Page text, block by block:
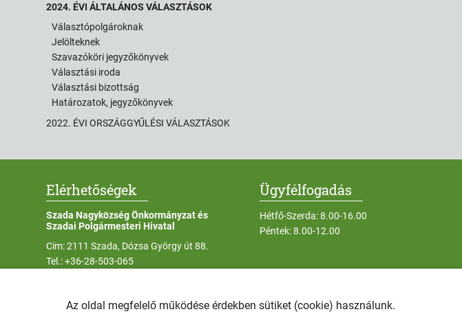
2024. ÉVI ÁLTALÁNOS VÁLASZTÁSOK
Választópolgároknak
Jelölteknek
Szavazóköri jegyzőkönyvek
Választási iroda
Választási bizottság
Határozatok, jegyzőkönyvek
2022. ÉVI ORSZÁGGYŰLÉSI VÁLASZTÁSOK
Elérhetőségek
Szada Nagyközség Önkormányzat és
Szadai Polgármesteri Hivatal
Cím: 2111 Szada, Dózsa György út 88.
Tel.:+36-28-503-065
Ügyfélfogadás
Hétfő-Szerda: 8.00-16.00
Péntek: 8.00-12.00
Az oldal megfelelő működése érdekben sütiket (cookie) használunk.